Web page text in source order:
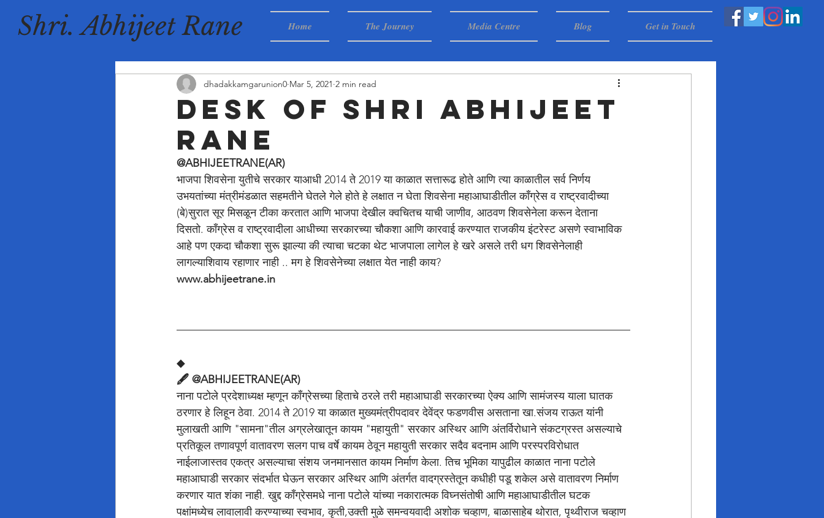
Shri. Abhijeet Rane Home The Journey Media Centre Blog Get in Touch
Desk OF shri abhijeet
rane
dhadakkamgarunion0 Mar 5, 2021 2 min read
@ABHIJEETRANE(AR)
भाजपा शिवसेना युतीचे सरकार याआधी 2014 ते 2019 या काळात सत्तारूढ होते आणि त्या काळातील सर्व निर्णय
उभयतांच्या मंत्रीमंडळात सहमतीने घेतले गेले होते हे लक्षात न घेता शिवसेना महाआघाडीतील काँग्रेस व राष्ट्रवादीच्या
(बे)सुरात सूर मिसळून टीका करतात आणि भाजपा देखील क्वचितच याची जाणीव, आठवण शिवसेनेला करून देताना
दिसतो. काँग्रेस व राष्ट्रवादीला आधीच्या सरकारच्या चौकशा आणि कारवाई करण्यात राजकीय इंटरेस्ट असणे स्वाभाविक
आहे पण एकदा चौकशा सुरू झाल्या की त्याचा चटका थेट भाजपाला लागेल हे खरे असले तरी धग शिवसेनेलाही
लागल्याशिवाय रहाणार नाही .. मग हे शिवसेनेच्या लक्षात येत नाही काय?
www.abhijeetrane.in
◆
🖋️ @ABHIJEETRANE(AR)
नाना पटोले प्रदेशाध्यक्ष म्हणून काँग्रेसच्या हिताचे ठरले तरी महाआघाडी सरकारच्या ऐक्य आणि सामंजस्य याला घातक
ठरणार हे लिहून ठेवा. 2014 ते 2019 या काळात मुख्यमंत्रीपदावर देवेंद्र फडणवीस असताना खा.संजय राऊत यांनी
मुलाखती आणि "सामना"तील अग्रलेखातून कायम "महायुती" सरकार अस्थिर आणि अंतर्विरोधाने संकटग्रस्त असल्याचे
प्रतिकूल तणावपूर्ण वातावरण सलग पाच वर्षे कायम ठेवून महायुती सरकार सदैव बदनाम आणि परस्परविरोधात
नाईलाजास्तव एकत्र असल्याचा संशय जनमानसात कायम निर्माण केला. तिच भूमिका यापुढील काळात नाना पटोले
महाआघाडी सरकार संदर्भात घेऊन सरकार अस्थिर आणि अंतर्गत वादग्रस्तेतून कधीही पडू शकेल असे वातावरण निर्माण
करणार यात शंका नाही. खुद्द काँग्रेसमधे नाना पटोले यांच्या नकारात्मक विघ्नसंतोषी आणि महाआघाडीतील घटक
पक्षांमध्येच लावालावी करण्याच्या स्वभाव, कृती,उक्ती मुळे समन्वयवादी अशोक चव्हाण, बाळासाहेब थोरात, पृथ्वीराज चव्हाण